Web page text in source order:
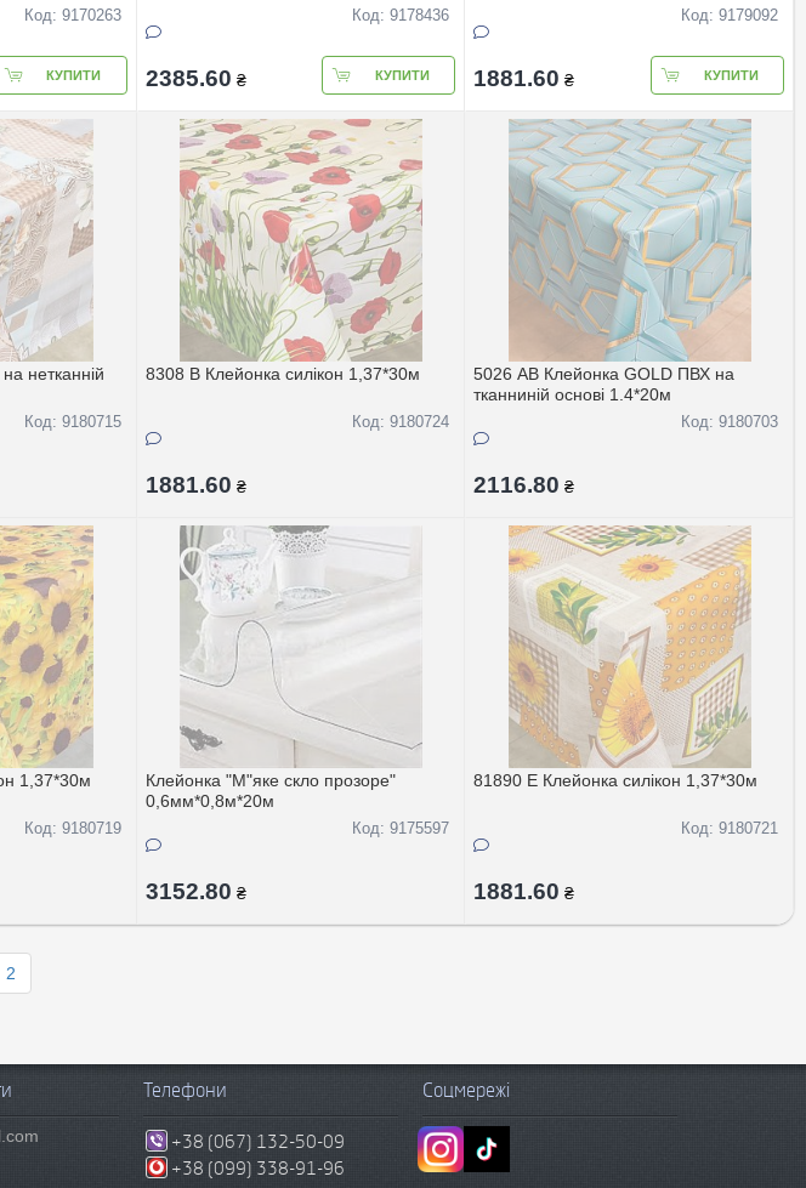
Код: 9170263
КУПИТИ
Код: 9178436
2385.60 ₴ КУПИТИ
Код: 9179092
1881.60 ₴ КУПИТИ
нетканнiй
Код: 9180715
8308 B Клейонка силiкон 1,37*30м
Код: 9180724
1881.60 ₴
5026 АВ Клейонка GOLD ПВХ на
тканнинiй основi 1.4*20м
Код: 9180703
2116.80 ₴
1,37*30м
Код: 9180719
Клейонка "М"яке скло прозоре"
0,6мм*0,8м*20м
Код: 9175597
3152.80 ₴
81890 E Клейонка силiкон 1,37*30м
Код: 9180721
1881.60 ₴
2
Телефони
+38 (067) 132-50-09
+38 (099) 338-91-96
Соцмережі